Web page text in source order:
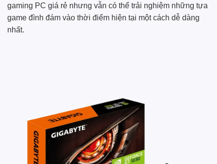
gaming PC giá rẻ nhưng vẫn có thể trải nghiệm những tựa
game đình đám vào thời điểm hiện tại một cách dễ dàng
nhất.